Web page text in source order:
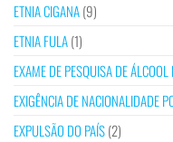
ETNIA CIGANA(9)
ETNIA FULA(1)
EXAME DE PESQUISA DE
EXIGÊNCIA DE NACIONALIDADE
EXPULSÃO DO PAÍS(2)